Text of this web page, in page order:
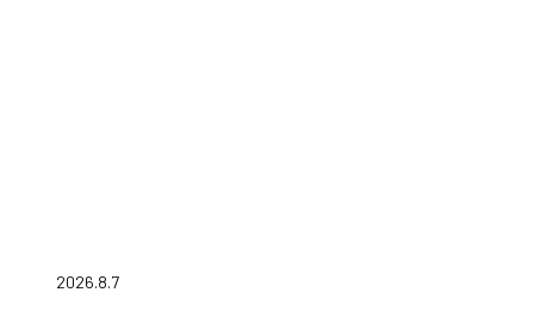
2026.8.7